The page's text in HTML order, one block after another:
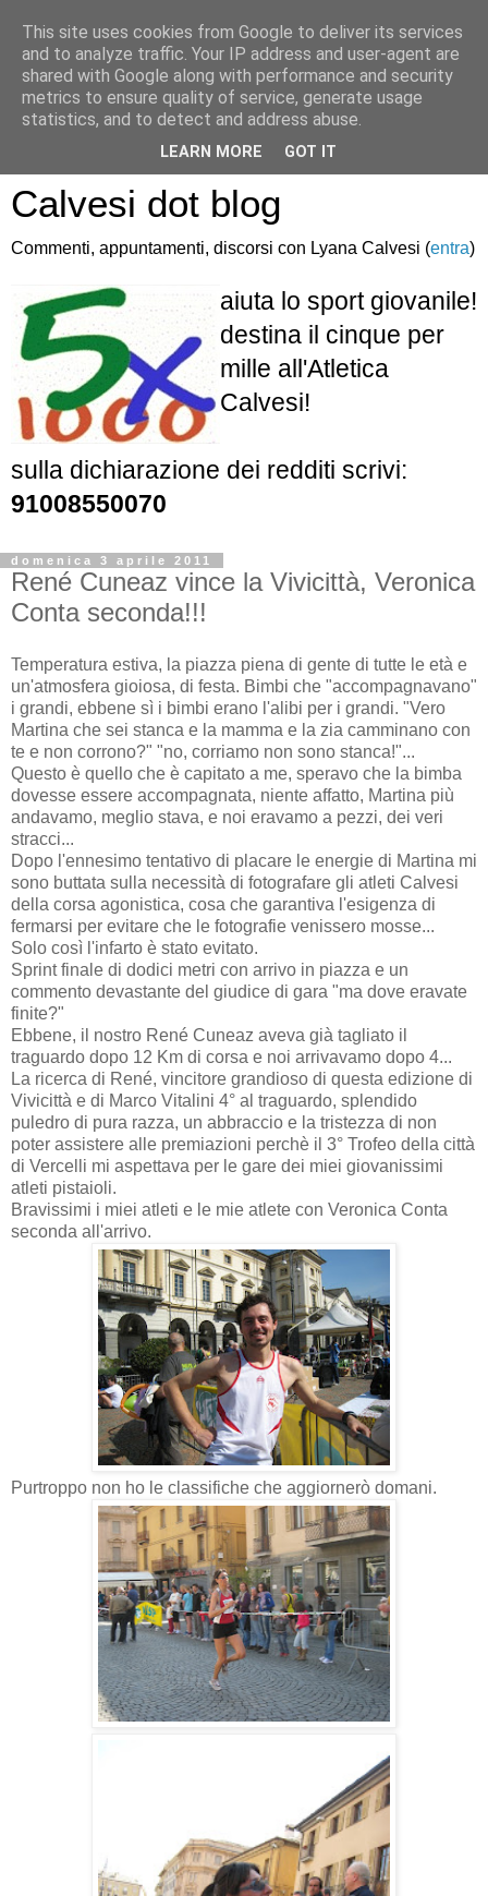
Atletica Sandro
Calvesi dot blog
Commenti, appuntamenti, discorsi con Lyana Calvesi (entra)
aiuta lo sport giovanile!
destina il cinque per
mille all'Atletica
Calvesi!
sulla dichiarazione dei redditi scrivi:
91008550070
domenica 3 aprile 2011
René Cuneaz vince la Vivicittà, Veronica
Conta seconda!!!
Temperatura estiva, la piazza piena di gente di tutte le età e
un'atmosfera gioiosa, di festa. Bimbi che "accompagnavano"
i grandi, ebbene sì i bimbi erano l'alibi per i grandi. "Vero
Martina che sei stanca e la mamma e la zia camminano con
te e non corrono?" "no, corriamo non sono stanca!"...
Questo è quello che è capitato a me, speravo che la bimba
dovesse essere accompagnata, niente affatto, Martina più
andavamo, meglio stava, e noi eravamo a pezzi, dei veri
stracci...
Dopo l'ennesimo tentativo di placare le energie di Martina mi
sono buttata sulla necessità di fotografare gli atleti Calvesi
della corsa agonistica, cosa che garantiva l'esigenza di
fermarsi per evitare che le fotografie venissero mosse...
Solo così l'infarto è stato evitato.
Sprint finale di dodici metri con arrivo in piazza e un
commento devastante del giudice di gara "ma dove eravate
finite?"
Ebbene, il nostro René Cuneaz aveva già tagliato il
traguardo dopo 12 Km di corsa e noi arrivavamo dopo 4...
La ricerca di René, vincitore grandioso di questa edizione di
Vivicittà e di Marco Vitalini 4° al traguardo, splendido
puledro di pura razza, un abbraccio e la tristezza di non
poter assistere alle premiazioni perchè il 3° Trofeo della città
di Vercelli mi aspettava per le gare dei miei giovanissimi
atleti pistaioli.
Bravissimi i miei atleti e le mie atlete con Veronica Conta
seconda all'arrivo.
Purtroppo non ho le classifiche che aggiornerò domani.
This site uses cookies from Google to deliver its services
and to analyze traffic. Your IP address and user-agent are
shared with Google along with performance and security
metrics to ensure quality of service, generate usage
statistics, and to detect and address abuse.
LEARN MORE GOT IT